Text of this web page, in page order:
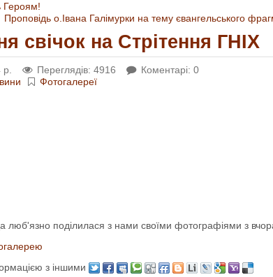
Героям!
Проповідь о.Івана Галімурки на тему євангельського
свічок на Стрітення ГНІХ
Переглядів: 4916
Коментарі: 0
Фотогалереї
люб'язно поділилася з нами своїми фотографіями з
з іншими